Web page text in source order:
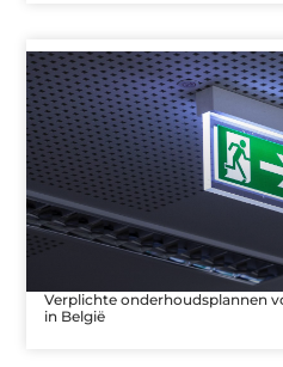
Verplichte onderhoudsplannen
in België